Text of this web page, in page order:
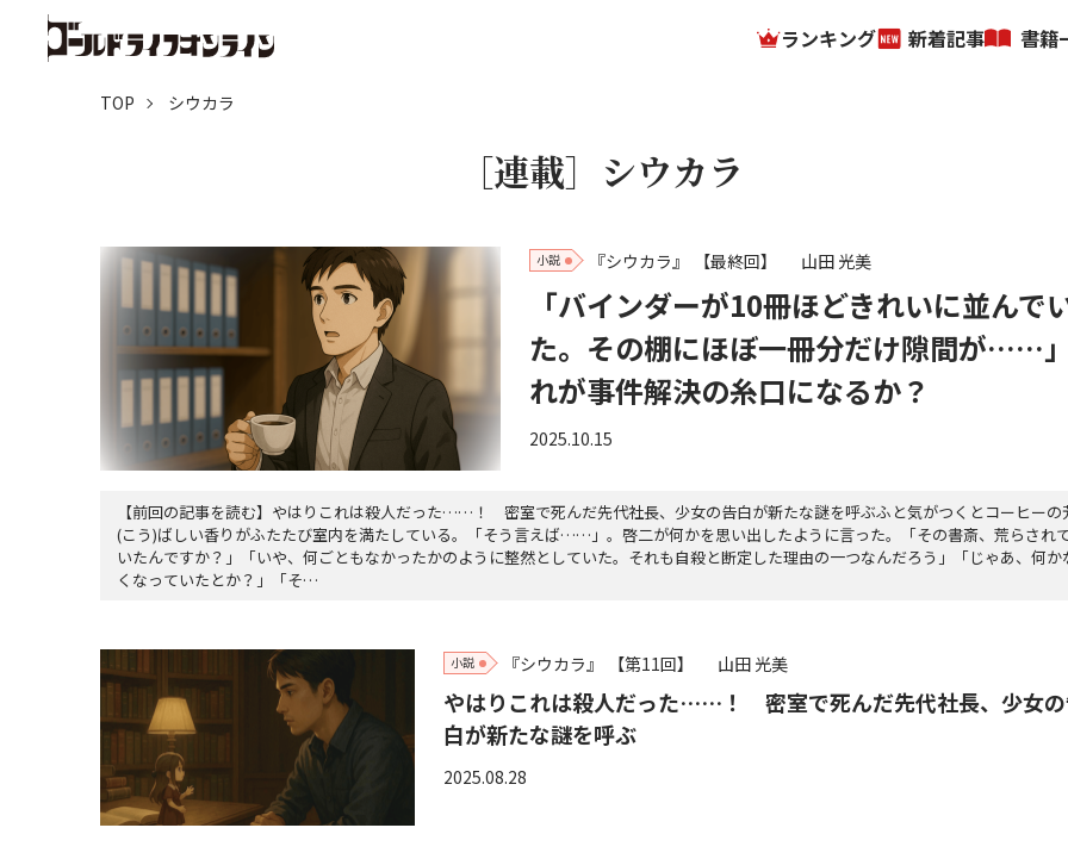
ランキング 新着記事 書籍
TOP シウカラ
［連載］シウカラ
小説 『シウカラ』 【最終回】 山田 光美
「バインダーが10冊ほどきれいに並んで
た。その棚にほぼ一冊分だけ隙間が……
れが事件解決の糸口になるか？
2025.10.15
【前回の記事を読む】やはりこれは殺人だった……！ 密室で死んだ先代社長、少女の告白が新たな謎を呼ぶふと気がつくとコーヒーの
(こう)ばしい香りがふたたび室内を満たしている。「そう言えば……」。啓二が何かを思い出したように言った。「その書斎、荒らされ
いたんですか？」「いや、何ごともなかったかのように整然としていた。それも自殺と断定した理由の一つなんだろう」「じゃあ、何か
くなっていたとか？」「そ…
小説 『シウカラ』 【第11回】 山田 光美
やはりこれは殺人だった……！ 密室で死んだ先代社長、少女
白が新たな謎を呼ぶ
2025.08.28